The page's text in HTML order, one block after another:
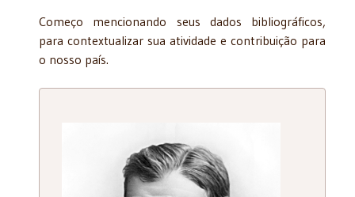
Começo mencionando seus dados bibliográficos,
para contextualizar sua atividade e contribuição para
o nosso país.